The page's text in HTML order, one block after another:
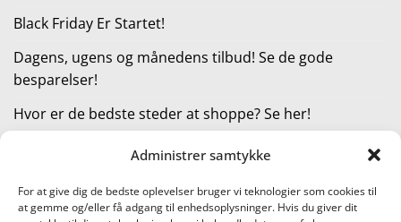
Administrer samtykke
For at give dig de bedste oplevelser bruger vi teknologier som cookies til
at gemme og/eller få adgang til enhedsoplysninger. Hvis du giver dit
Black Friday Er Startet!
Dagens, ugens og månedens tilbud! Se de gode
besparelser!
Hvor er de bedste steder at shoppe? Se her!
Kategorier